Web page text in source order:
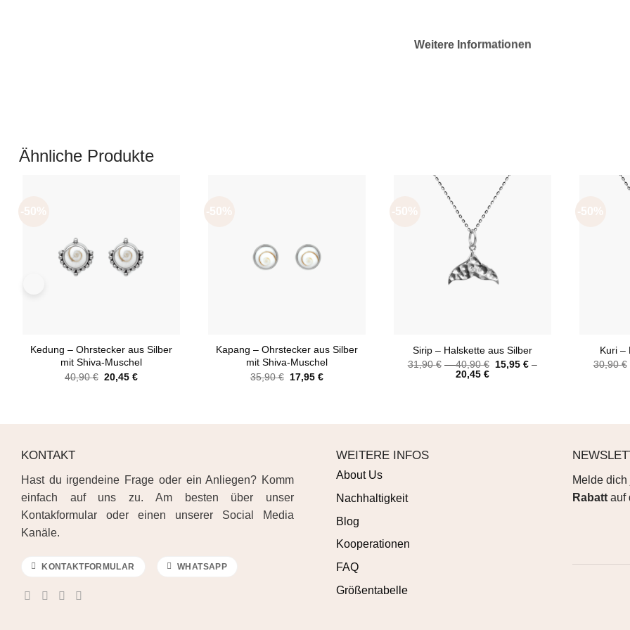
Weitere Informationen
Ähnliche Produkte
-50%
Kedung – Ohrstecker aus Silber
mit Shiva-Muschel
40,90€ Ursprünglicher
20,45€Aktueller
-50%
Kapang – Ohrstecker aus Silber
mit Shiva-Muschel
35,90€ Ursprünglicher
17,95€Aktueller
-50%
Sirip – Halskette aus Silber
31,90€ –40,90€ 15,95€ –
20,45 €
-50%
Kuri –
30,90€
KONTAKT
Hast du irgendeine Frage oder ein Anliegen? Komm
einfach auf uns zu. Am besten über unser
Kontakformular oder einen unserer Social Media
Kanäle.
KONTAKTFORMULAR WHATSAPP
WEITERE INFOS
About Us
Nachhaltigkeit
Blog
Kooperationen
FAQ
Größentabelle
Melde
Rabatt auf